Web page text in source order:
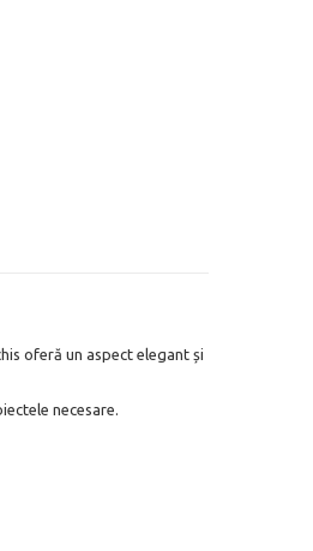
oferă un aspect elegant și
necesare.